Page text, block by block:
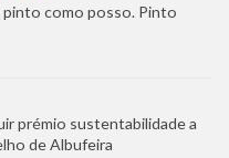
pinto como posso. Pinto
prémio sustentabilidade a
de Albufeira